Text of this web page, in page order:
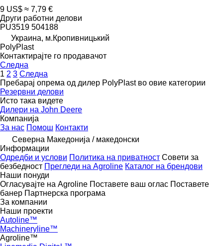
9 US$ ≈ 7,79 €
Други работни делови
PU3519 504188
Украина, м.Кропивницький
PolyPlast
Контактирајте го продавачот
Следна
1 2 3 Следна
Пребарај опрема од дилер PolyPlast во овие категории
Резервни делови
Исто така видете
Дилери на John Deere
Компанија
За нас Помош Контакти
Северна Македонија / македонски
Информации
Одредби и услови Политика на приватност Совети за
безбедност Прегледи на Agroline Каталог на брендови
Наши понуди
Огласувајте на Agroline Поставете ваш оглас Поставете
банер Партнерска програма
За компании
Наши проекти
Autoline™
Machineryline™
Agroline™